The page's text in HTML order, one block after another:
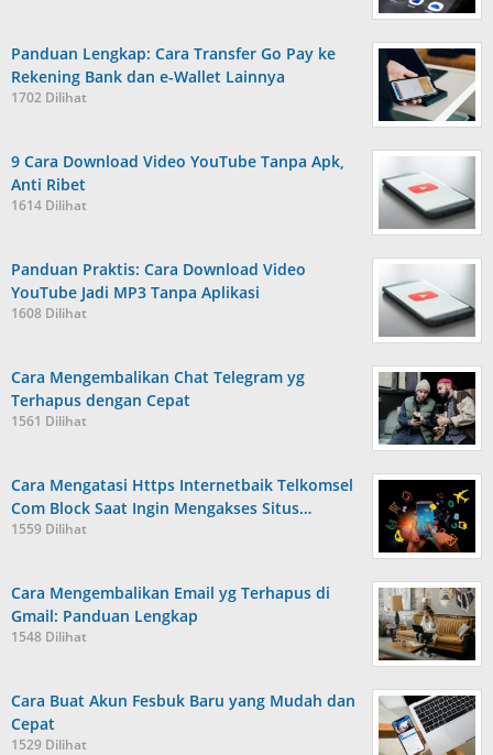
Panduan Lengkap: Cara Transfer Go Pay ke
Rekening Bank dan e-Wallet Lainnya
1702 Dilihat
9 Cara Download Video YouTube Tanpa Apk,
Anti Ribet
1614 Dilihat
Panduan Praktis: Cara Download Video
YouTube Jadi MP3 Tanpa Aplikasi
1608 Dilihat
Cara Mengembalikan Chat Telegram yg
Terhapus dengan Cepat
1561 Dilihat
Cara Mengatasi Https Internetbaik Telkomsel
Com Block Saat Ingin Mengakses Situs…
1559 Dilihat
Cara Mengembalikan Email yg Terhapus di
Gmail: Panduan Lengkap
1548 Dilihat
Cara Buat Akun Fesbuk Baru yang Mudah dan
Cepat
1529 Dilihat